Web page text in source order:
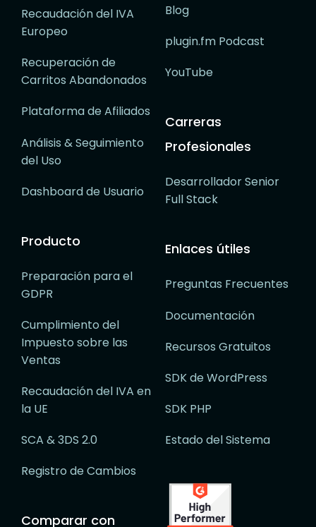
Recaudación del IVA
Europeo
Recuperación de
Carritos Abandonados
Plataforma de Afiliados
Análisis & Seguimiento
del Uso
Dashboard de Usuario
Producto
Preparación para el
GDPR
Cumplimiento del
Impuesto sobre las
Ventas
Recaudación del IVA en
la UE
SCA & 3DS 2.0
Registro de Cambios
Comparar con
Blog
plugin.fm Podcast
YouTube
Carreras
Profesionales
Desarrollador Senior
Full Stack
Enlaces útiles
Preguntas Frecuentes
Documentación
Recursos Gratuitos
SDK de WordPress
SDK PHP
Estado del Sistema